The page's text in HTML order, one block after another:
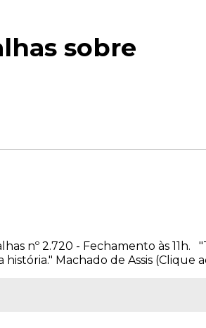
sobre
nº 2.720 - Fechamento às 11h.
Machado de Assis (Clique